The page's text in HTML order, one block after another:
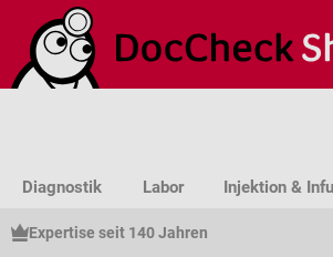
Hauptinhalt springen
Zur Suche springen
Zur Hauptnavigation springen
Diagnostik Labor Injektion &
Expertise seit 140 Jahren